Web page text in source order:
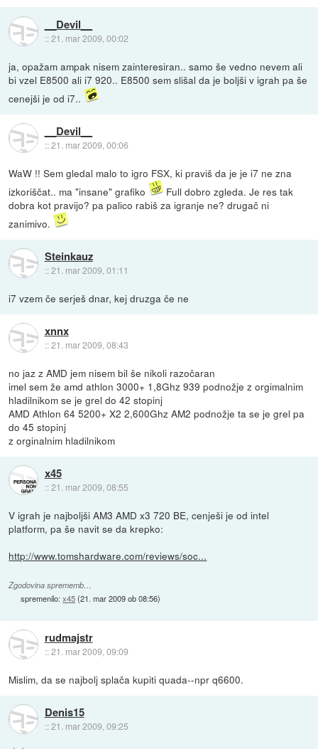
__Devil__
::21. mar 2009, 00:02
ja, opažam ampak nisem zainteresiran.. samo še vedno nevem ali
bi vzel E8500 ali i7 920.. E8500 sem slišal da je boljši v igrah pa še
cenejši je od i7..
__Devil__
::21. mar 2009, 00:06
WaW !! Sem gledal malo to igro FSX, ki praviš da je je i7 ne zna
izkoriščat.. ma "insane" grafiko
Full dobro zgleda. Je res tak
dobra kot pravijo? pa palico rabiš za igranje ne? drugač ni
zanimivo.
Steinkauz
::21. mar 2009, 01:11
i7 vzem če serješ dnar, kej druzga če ne
xnnx
::21. mar 2009, 08:43
no jaz z AMD jem nisem bil še nikoli razočaran
imel sem že amd athlon 3000+ 1,8Ghz 939 podnožje z orgimalnim
hladilnikom se je grel do 42 stopinj
AMD Athlon 64 5200+ X2 2,600Ghz AM2 podnožje ta se je grel pa
do 45 stopinj
z orginalnim hladilnikom
x45
::21. mar 2009, 08:55
V igrah je najboljši AM3 AMD x3 720 BE, cenješi je od intel
platform, pa še navit se da krepko:
http://www.tomshardware.com/reviews/soc...
Zgodovina sprememb…
spremenilo:x45(21. mar 2009 ob 08:56)
rudmajstr
::21. mar 2009, 09:09
Mislim, da se najbolj splača kupiti quada--npr q6600.
Denis15
::21. mar 2009, 09:25